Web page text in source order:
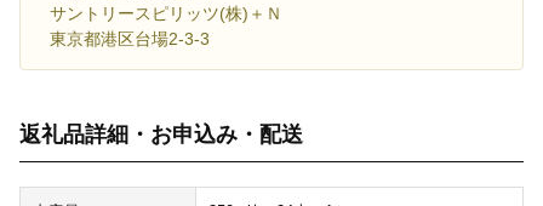
サントリースピリッツ(株)＋Ｎ
東京都港区台場2-3-3
返礼品詳細・お申込み・配送